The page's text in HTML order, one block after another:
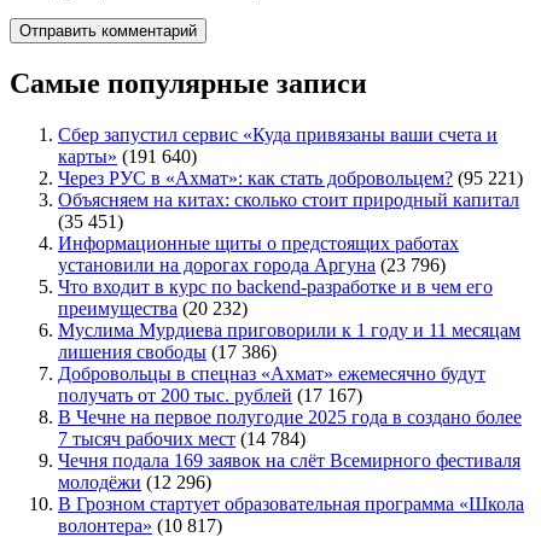
Самые популярные записи
Сбер запустил сервис «Куда привязаны ваши счета и
карты» (191 640)
Через РУС в «Ахмат»: как стать добровольцем? (95 221)
Объясняем на китах: сколько стоит природный капитал
(35 451)
Информационные щиты о предстоящих работах
установили на дорогах города Аргуна (23 796)
Что входит в курс по backend-разработке и в чем его
преимущества (20 232)
Муслима Мурдиева приговорили к 1 году и 11 месяцам
лишения свободы (17 386)
Добровольцы в спецназ «Ахмат» ежемесячно будут
получать от 200 тыс. рублей (17 167)
В Чечне на первое полугодие 2025 года в создано более
7 тысяч рабочих мест (14 784)
Чечня подала 169 заявок на слёт Всемирного фестиваля
молодёжи (12 296)
В Грозном стартует образовательная программа «Школа
волонтера» (10 817)